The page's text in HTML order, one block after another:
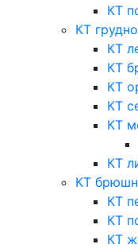
КТ
КТ
КТ
КТ
КТ
КТ
КТ
КТ
КТ
КТ
КТ
КТ